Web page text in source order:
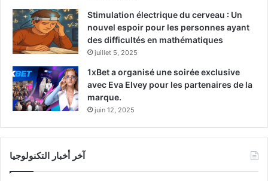
Stimulation électrique du cerveau : Un
nouvel espoir pour les personnes ayant
des difficultés en mathématiques
juillet 5, 2025
1xBet a organisé une soirée exclusive
avec Eva Elvey pour les partenaires de la
marque.
juin 12, 2025
آخر أخبار التكنولوجيا